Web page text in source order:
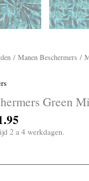
/ Manen Beschermers /
Green
2 a 4 werkdagen.